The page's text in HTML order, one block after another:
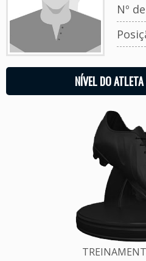
Nº
NÍVEL DO